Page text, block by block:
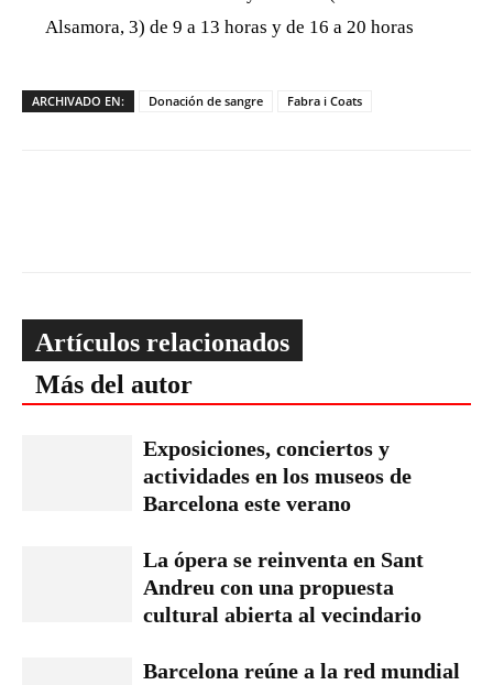
Alsamora, 3) de 9 a 13 horas y de 16 a 20 horas
ARCHIVADO EN: Donación de sangre Fabra i Coats
Artículos relacionados
Más del autor
Exposiciones, conciertos y
actividades en los museos de
Barcelona este verano
La ópera se reinventa en Sant
Andreu con una propuesta
cultural abierta al vecindario
Barcelona reúne a la red mundial